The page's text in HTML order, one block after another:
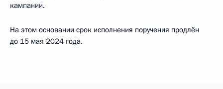
кампании.
На этом основании срок исполнения поручения продлён
до 15 мая 2024 года.